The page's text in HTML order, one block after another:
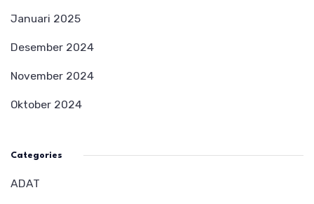
Januari 2025
Desember 2024
November 2024
Oktober 2024
Categories
ADAT